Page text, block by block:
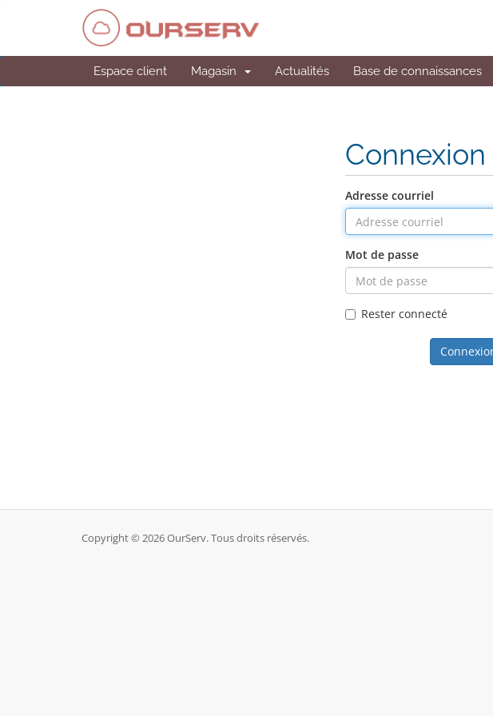
Espace client Magasin Actualités Base de connaissances
Connexion
Adresse courriel
Mot de passe
Rester connecté
Copyright © 2026 OurServ. Tous droits réservés.